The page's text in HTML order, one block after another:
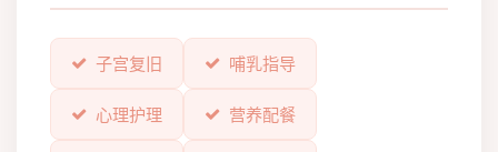
子宫复旧 哺乳指导
心理护理 营养配餐